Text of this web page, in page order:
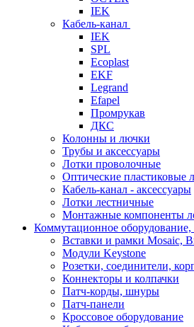
IEK
Кабель-канал
IEK
SPL
Ecoplast
EKF
Legrand
Efapel
Промрукав
ДКС
Колонны и лючки
Трубы и аксессуары
Лотки проволочные
Оптические пластиковые
Кабель-канал - аксессуары
Лотки лестничные
Монтажные компоненты
Коммутационное
Вставки и рамки Mosaic,
Модули Keystone
Розетки, соединители,
Коннекторы и колпачки
Патч-корды, шнуры
Патч-панели
Кроссовое оборудование